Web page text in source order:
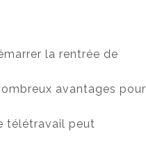
la rentrée de
avantages pour
télétravail peut